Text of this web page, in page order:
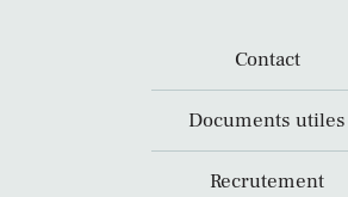
Contact
Documents utiles
Recrutement